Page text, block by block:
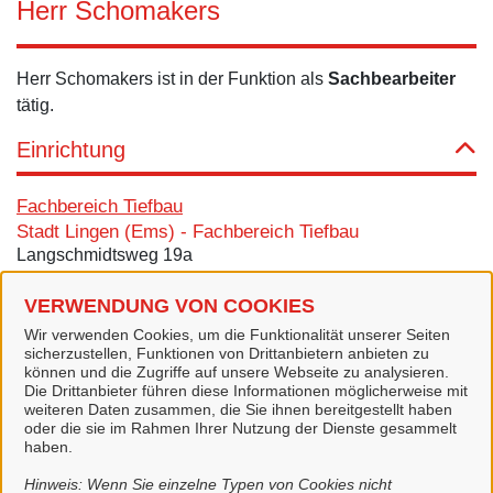
VERWENDUNG VON COOKIES
Wir verwenden Cookies, um die Funktionalität unserer Seiten
sicherzustellen, Funktionen von Drittanbietern anbieten zu
können und die Zugriffe auf unsere Webseite zu analysieren.
Die Drittanbieter führen diese Informationen möglicherweise mit
weiteren Daten zusammen, die Sie ihnen bereitgestellt haben
oder die sie im Rahmen Ihrer Nutzung der Dienste gesammelt
haben.
Hinweis: Wenn Sie einzelne Typen von Cookies nicht
Herr Schomakers
Herr Schomakers ist in der Funktion als Sachbearbeiter
tätig.
Einrichtung
Fachbereich Tiefbau
Stadt Lingen (Ems) - Fachbereich Tiefbau
Langschmidtsweg 19a
Zimmer: Langschmidtsweg 19 A
Kontakt
Tel.: 0591 9144-682
E-Mail: h.schomakers@lingen.de
Alle zugeordneten Einrichtungen